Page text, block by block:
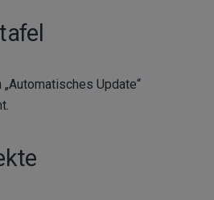
„Automatisches Update“